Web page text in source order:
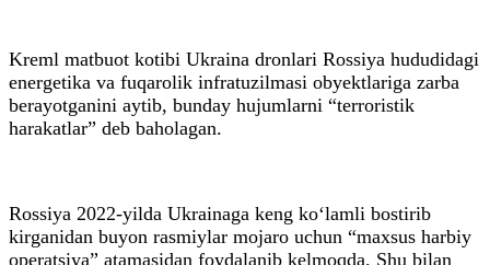
Kreml matbuot kotibi Ukraina dronlari Rossiya hududidagi
energetika va fuqarolik infratuzilmasi obyektlariga zarba
berayotganini aytib, bunday hujumlarni “terroristik
harakatlar” deb baholagan.
Rossiya 2022-yilda Ukrainaga keng ko‘lamli bostirib
kirganidan buyon rasmiylar mojaro uchun “maxsus harbiy
operatsiya” atamasidan foydalanib kelmoqda. Shu bilan